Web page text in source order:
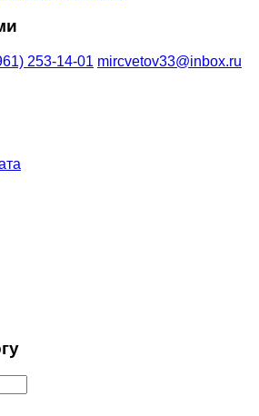
253-14-01 mircvetov33@inbox.ru